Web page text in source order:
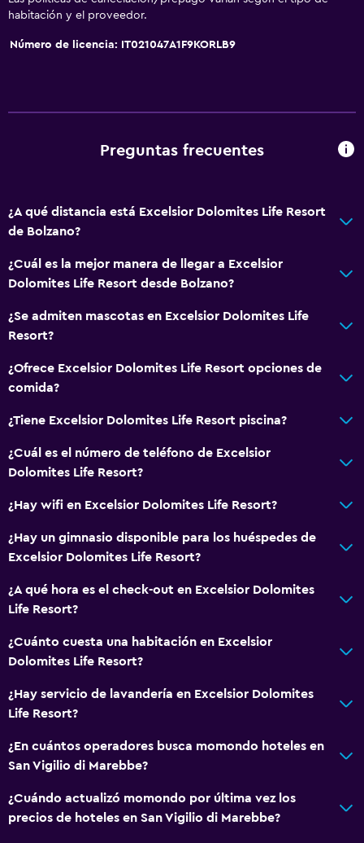
Piscina y spa
Piscina climatizada
Piscina (cubierta)
Vapor
Piscina de agua salada
Servicio de conserjería
Personal de entretenimiento
Baño turco
Boletos de transporte público
Servicio de habitaciones
Renta de equipo de esquí (en las instalaciones)
Venta de pases de esquí
Mostrador de información turística
Masaje de pies
Check-out exprés
Caja fuerte
Hipoalergénico
Áreas designadas para fumadores
habitación y el proveedor.
Número de licencia: IT021047A1F9KORLB9
Preguntas frecuentes
¿A qué distancia está Excelsior Dolomites Life Resort
de Bolzano?
¿Cuál es la mejor manera de llegar a Excelsior
Dolomites Life Resort desde Bolzano?
¿Se admiten mascotas en Excelsior Dolomites Life
Resort?
¿Ofrece Excelsior Dolomites Life Resort opciones de
comida?
¿Tiene Excelsior Dolomites Life Resort piscina?
¿Cuál es el número de teléfono de Excelsior
Dolomites Life Resort?
¿Hay wifi en Excelsior Dolomites Life Resort?
¿Hay un gimnasio disponible para los huéspedes de
Excelsior Dolomites Life Resort?
¿A qué hora es el check-out en Excelsior Dolomites
Life Resort?
¿Cuánto cuesta una habitación en Excelsior
Dolomites Life Resort?
¿Hay servicio de lavandería en Excelsior Dolomites
Life Resort?
¿En cuántos operadores busca momondo hoteles en
San Vigilio di Marebbe?
¿Cuándo actualizó momondo por última vez los
precios de hoteles en San Vigilio di Marebbe?